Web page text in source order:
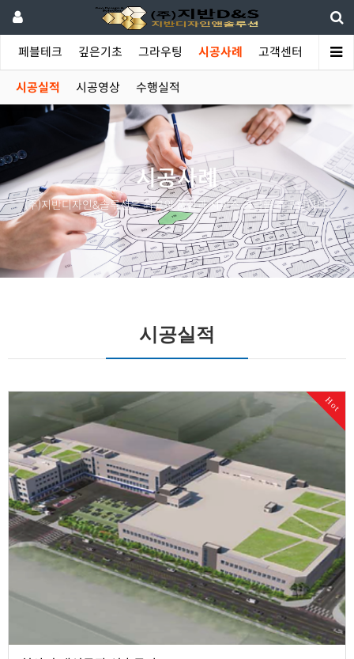
페블테크 깊은기초 그라우팅 시공사례 고객센터
시공실적 시공영상 수행실적
시공사례
(주)지반디자인&솔루션은 최고의 품질과 서비스 공급을 추구합니다.
시공실적
Hot